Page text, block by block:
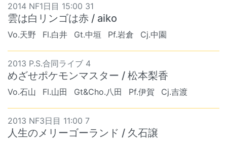
2014 NF1日目 15:00 31
雲は白リンゴは赤 / aiko
Vo.天野 Fl.白井 Gt.中垣 Pf.岩倉 Cj.中園
2013 P.S.合同ライブ 4
めざせポケモンマスター / 松本梨香
Vo.石山 Fl.山田 Gt&Cho.八田 Pf.伊賀 Cj.吉渡
2013 NF3日目 11:00 7
人生のメリーゴーランド / 久石譲